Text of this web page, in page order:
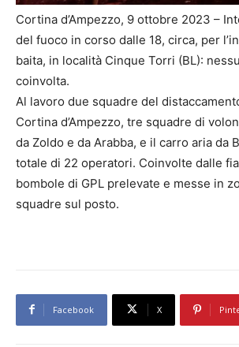
Cortina d’Ampezzo, 9 ottobre 2023 –
del fuoco in corso dalle 18, circa, per
baita, in località Cinque Torri (BL):
coinvolta.
Al lavoro due squadre del
Cortina d’Ampezzo, tre squadre di
da Zoldo e da Arabba, e il carro aria da
totale di 22 operatori. Coinvolte dalle
bombole di GPL prelevate e messe in
squadre sul posto.
Facebook X